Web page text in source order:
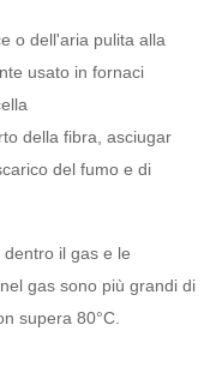
o dell'aria pulita alla
usato in fornaci
della fibra, asciugar
del fumo e di
il gas e le
gas sono più grandi di
supera 80°C.